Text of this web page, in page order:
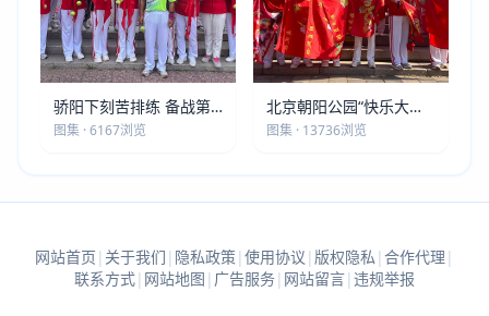
骄阳下刻苦排练 备战第
五届莫斯科世界大健康运
图集 · 6167浏览
北京朝阳公园“快乐大本
营”建党105周年庆祝活动
图集 · 13736浏览
网站首页 | 关于我们 | 隐私政策| 使用协议 | 版权隐私 | 合作代理 |
联系方式| 网站地图 | 广告服务| 网站留言| 违规举报